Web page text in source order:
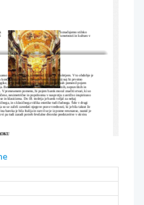
označujemo stilsko
umetnosti in kulturo v
in klasicizmom, torej med 17. in 18. stoletjem. V to obdobje je
končna faza rokoko. Beseda barok (barocco) naj bi prvotno
ki bi po klasičnih sholastičnih razdelitvah pomenil pojem
Beseda se lahko nanaša tudi na biser bizarnih, nepravilnih in
V prenesenem pomenu, bi pojem barok moral značiti stvari, ki so
nesimetrične in popolnoma v nasprotju z antično inspirirano
in klasicizma. Do 18. stoletja je barok veljal za nekaj
in s klasičnega vidika estetike tudi čudnega. Šele v drugi
so se začeli zavedati njegove prave vrednosti, ki je bila takrat že
baroka je bila Italija in razvil se je iz pozne renesanse, nastal je
pa tudi zaradi potreb fevdalne dvorske predstavitve v okviru
izrezane ženske obleke so bile
poudarile prsi. Težke svilene obleke  so
Perika je dolga bahava lasulja s
so si jo kot obvezen dodatek nadeli
družbe.
stisnjena v pasu, spredaj pa odprta, da
skupna poudarjenost ženskih oblin, torej prsi in bokov.
črne lepotne pike, ki so jih izrezali v najrazličnejših oblikah sonca,